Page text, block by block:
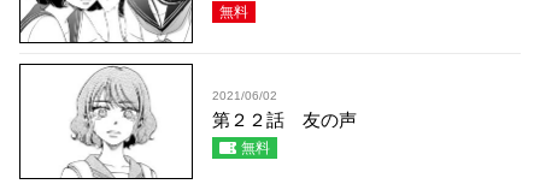
無料
2021/06/02
第２２話 友の声
無料